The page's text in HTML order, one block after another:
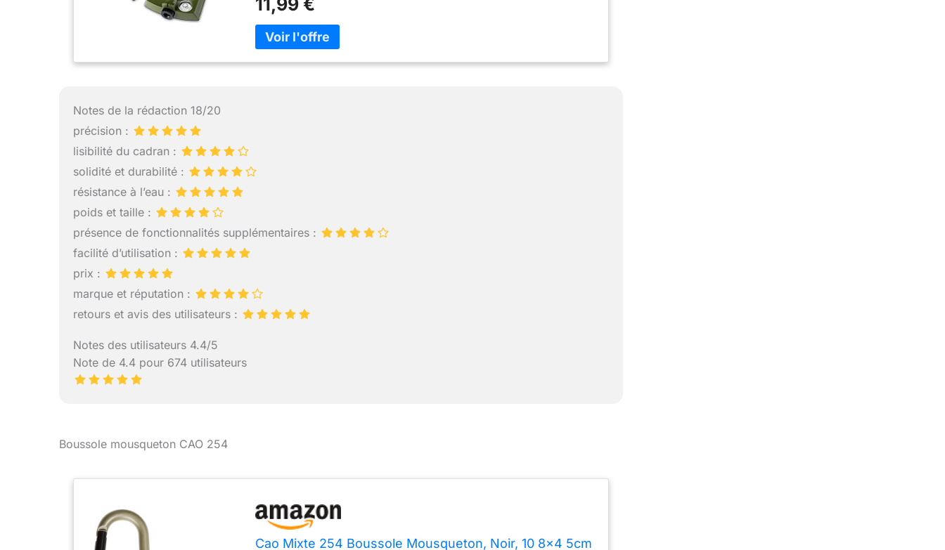
suffisamment de lumière solaire, la surface de la boussole brille dans
l'obscurité pour vous guider en toute sécurité, même la nuit. Le niveau
à bulle intégré peut améliorer la précision et réduire les erreurs. Portable
ceinture ou rangez-la en toute sécurité dans votre poche avec l'étui de
d'ingénierie à haute résistance, durable, peut fonctionner dans des
11,99 €
Notes de la rédaction 18/20
précision :
lisibilité du cadran :
solidité et durabilité :
résistance à l’eau :
poids et taille :
présence de fonctionnalités supplémentaires :
facilité d’utilisation :
prix :
marque et réputation :
retours et avis des utilisateurs :
Notes des utilisateurs 4.4/5
Note de 4.4 pour 674 utilisateurs
Boussole mousqueton CAO 254
Cao Mixte 254 Boussole Mousqueton, Noir, 10 8x4 5cm